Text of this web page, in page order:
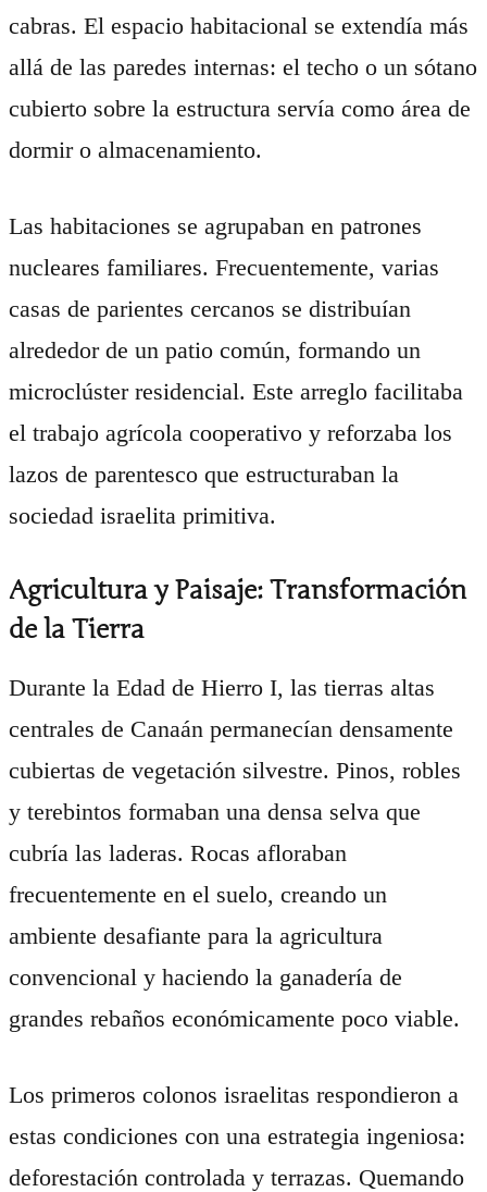
cabras. El espacio habitacional se extendía más
allá de las paredes internas: el techo o un sótano
cubierto sobre la estructura servía como área de
dormir o almacenamiento.
Las habitaciones se agrupaban en patrones
nucleares familiares. Frecuentemente, varias
casas de parientes cercanos se distribuían
alrededor de un patio común, formando un
microclúster residencial. Este arreglo facilitaba
el trabajo agrícola cooperativo y reforzaba los
lazos de parentesco que estructuraban la
sociedad israelita primitiva.
Agricultura y Paisaje: Transformación
de la Tierra
Durante la Edad de Hierro I, las tierras altas
centrales de Canaán permanecían densamente
cubiertas de vegetación silvestre. Pinos, robles
y terebintos formaban una densa selva que
cubría las laderas. Rocas afloraban
frecuentemente en el suelo, creando un
ambiente desafiante para la agricultura
convencional y haciendo la ganadería de
grandes rebaños económicamente poco viable.
Los primeros colonos israelitas respondieron a
estas condiciones con una estrategia ingeniosa:
deforestación controlada y terrazas. Quemando